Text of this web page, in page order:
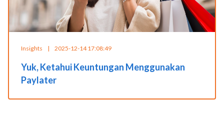
Insights | 2025-12-14 17:08:49
Yuk, Ketahui Keuntungan Menggunakan
Paylater